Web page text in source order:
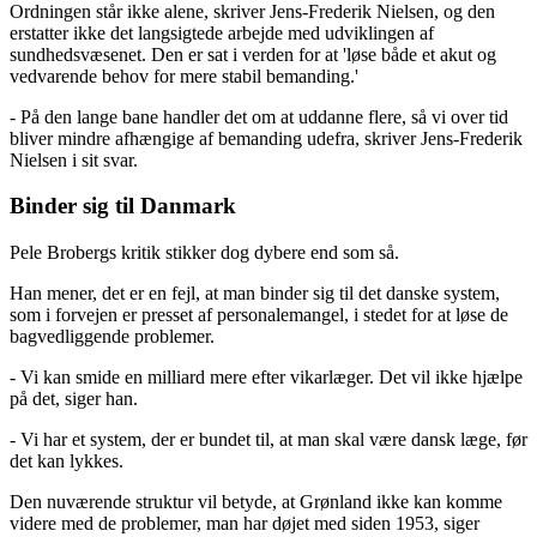
Ordningen står ikke alene, skriver Jens-Frederik Nielsen, og den
erstatter ikke det langsigtede arbejde med udviklingen af
sundhedsvæsenet. Den er sat i verden for at 'løse både et akut og
vedvarende behov for mere stabil bemanding.'
- På den lange bane handler det om at uddanne flere, så vi over tid
bliver mindre afhængige af bemanding udefra, skriver Jens-Frederik
Nielsen i sit svar.
Binder sig til Danmark
Pele Brobergs kritik stikker dog dybere end som så.
Han mener, det er en fejl, at man binder sig til det danske system,
som i forvejen er presset af personalemangel, i stedet for at løse de
bagvedliggende problemer.
- Vi kan smide en milliard mere efter vikarlæger. Det vil ikke hjælpe
på det, siger han.
- Vi har et system, der er bundet til, at man skal være dansk læge, før
det kan lykkes.
Den nuværende struktur vil betyde, at Grønland ikke kan komme
videre med de problemer, man har døjet med siden 1953, siger